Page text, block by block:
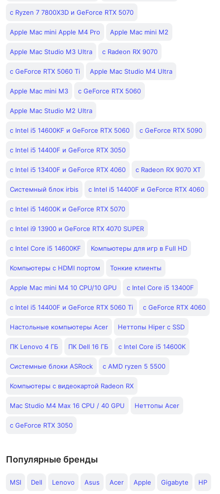
с Ryzen 7 7800X3D и GeForce RTX 5070
Apple Mac mini Apple M4 Pro Apple Mac mini M2
Apple Mac Studio M3 Ultra с Radeon RX 9070
с GeForce RTX 5060 Ti Apple Mac Studio M4 Ultra
Apple Mac mini M3 с GeForce RTX 5060
Apple Mac Studio M2 Ultra
с Intel i5 14600KF и GeForce RTX 5060 с GeForce RTX 5090
с Intel i5 14400F и GeForce RTX 3050
с Intel i5 13400F и GeForce RTX 4060 с Radeon RX 9070 XT
Системный блок irbis с Intel i5 14400F и GeForce RTX 4060
с Intel i5 14600K и GeForce RTX 5070
с Intel i9 13900 и GeForce RTX 4070 SUPER
с Intel Core i5 14600KF Компьютеры для игр в Full HD
Компьютеры с HDMI портом Тонкие клиенты
Apple Mac mini M4 10 CPU/10 GPU с Intel Core i5 13400F
с Intel i5 14400F и GeForce RTX 5060 Ti с GeForce RTX 4060
Настольные компьютеры Acer Неттопы Hiper с SSD
ПК Lenovo 4 ГБ ПК Dell 16 ГБ с Intel Core i5 14600K
Системные блоки ASRock с AMD ryzen 5 5500
Компьютеры с видеокартой Radeon RX
Mac Studio M4 Max 16 CPU / 40 GPU Неттопы Acer
с GeForce RTX 3050
Популярные бренды
MSI Dell Lenovo Asus Acer Apple Gigabyte HP